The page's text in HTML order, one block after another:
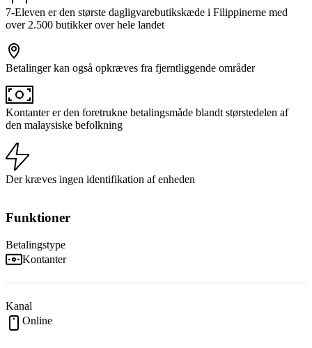
7-Eleven er den største dagligvarebutikskæde i Filippinerne med
over 2.500 butikker over hele landet
Betalinger kan også opkræves fra fjerntliggende områder
Kontanter er den foretrukne betalingsmåde blandt størstedelen af
den malaysiske befolkning
Der kræves ingen identifikation af enheden
Funktioner
Betalingstype
Kontanter
Kanal
Online